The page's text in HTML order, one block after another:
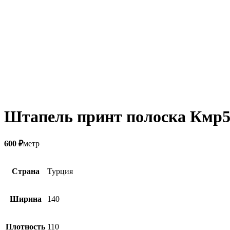
Штапель принт полоска
600 ₽метр
Страна Турция
Ширина 140
Плотность 110